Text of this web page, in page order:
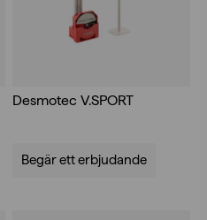
Desmotec V.SPORT
Begär ett erbjudande